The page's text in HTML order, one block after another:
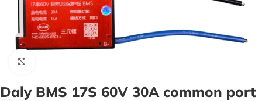
Daly BMS 17S 60V 30A common port